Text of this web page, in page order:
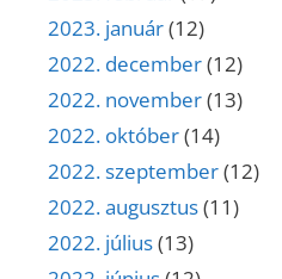
2023. január(12)
2022. december(12)
2022. november(13)
2022. október(14)
2022. szeptember(12)
2022. augusztus(11)
2022. július(13)